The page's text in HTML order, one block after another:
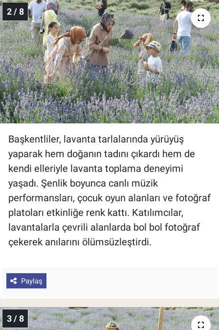
2 / 8
Başkentliler, lavanta tarlalarında yürüyüş
yaparak hem doğanın tadını çıkardı hem de
kendi elleriyle lavanta toplama deneyimi
yaşadı. Şenlik boyunca canlı müzik
performansları, çocuk oyun alanları ve fotoğraf
platoları etkinliğe renk kattı. Katılımcılar,
lavantalarla çevrili alanlarda bol bol fotoğraf
çekerek anılarını ölümsüzleştirdi.
Paylaş
3 / 8